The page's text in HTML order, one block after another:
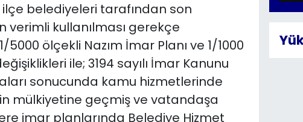
belediyeleri tarafından son
verimli kullanılması gerekçe
5000 ölçekli Nazım İmar Planı ve 1/1000
ile; 3194 sayılı İmar Kanunu
sonucunda kamu hizmetlerinde
mülkiyetine geçmiş ve vatandaşa
imar planlarında Belediye Hizmet